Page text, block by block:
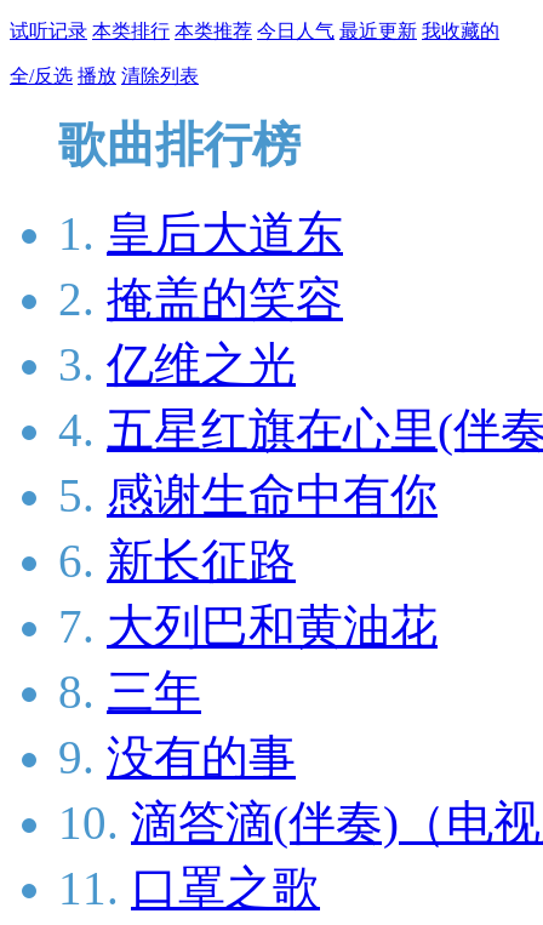
试听记录 本类排行 本类推荐 今日人气 最近更新 我收藏的
全/反选 播放 清除列表
歌曲排行榜
1. 皇后大道东
2. 掩盖的笑容
3. 亿维之光
4. 五星红旗在心里(伴
5. 感谢生命中有你
6. 新长征路
7. 大列巴和黄油花
8. 三年
9. 没有的事
10. 滴答滴(伴奏)（电
11. 口罩之歌